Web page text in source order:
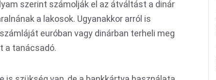
szerint számolják el az átváltást a dinár
a lakosok. Ugyanakkor arról is
euróban vagy dinárban terheli meg
a tanácsadó.